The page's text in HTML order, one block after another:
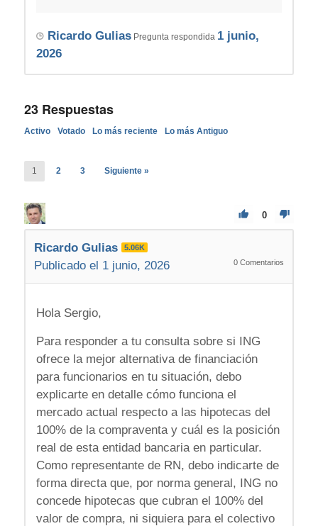
Ricardo GuliasPregunta respondida 1 junio,
2026
23Respuestas
Activo Votado Lo más reciente Lo más Antiguo
1 2 3 Siguiente »
0
Ricardo Gulias 5.06K
Publicado el 1 junio, 2026 0 Comentarios
Hola Sergio,
Para responder a tu consulta sobre si ING
ofrece la mejor alternativa de financiación
para funcionarios en tu situación, debo
explicarte en detalle cómo funciona el
mercado actual respecto a las hipotecas del
100% de la compraventa y cuál es la posición
real de esta entidad bancaria en particular.
Como representante de RN, debo indicarte de
forma directa que, por norma general, ING no
concede hipotecas que cubran el 100% del
valor de compra, ni siquiera para el colectivo